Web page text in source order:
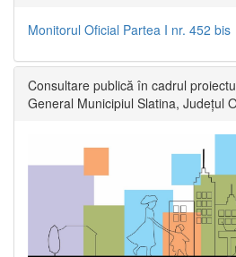
Monitorul Oficial Partea I nr. 452 bis
Consultare publică în cadrul
General Municipiul Slatina, Județul